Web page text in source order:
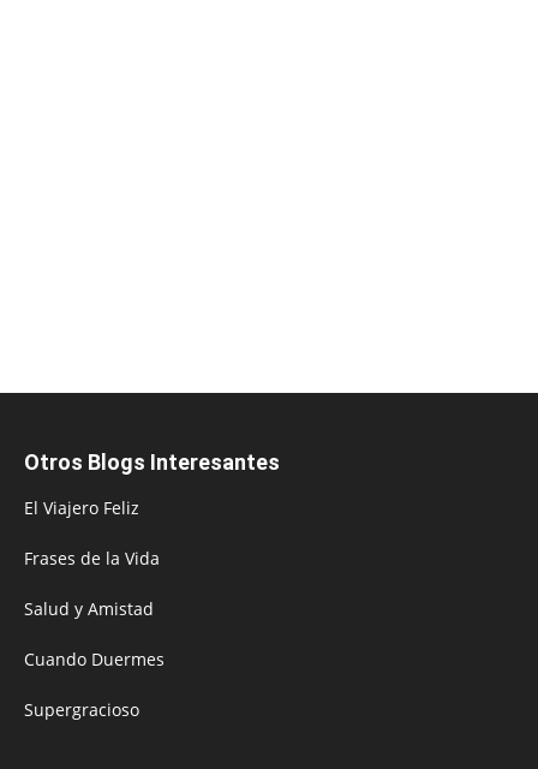
Otros Blogs Interesantes
El Viajero Feliz
Frases de la Vida
Salud y Amistad
Cuando Duermes
Supergracioso